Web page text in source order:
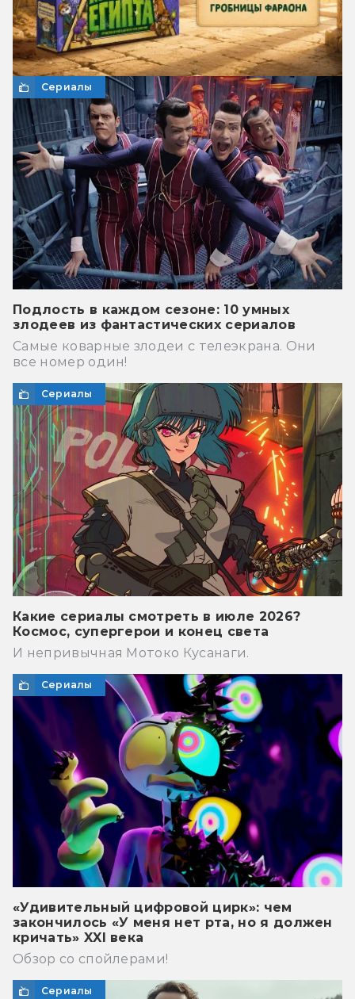
Сериалы
Подлость в каждом сезоне: 10 умных
злодеев из фантастических сериалов
Самые коварные злодеи с телеэкрана. Они
все номер один!
Сериалы
Какие сериалы смотреть в июле 2026?
Космос, супергерои и конец света
И непривычная Мотоко Кусанаги.
Сериалы
«Удивительный цифровой цирк»: чем
закончилось «У меня нет рта, но я должен
кричать» XXI века
Обзор со спойлерами!
Сериалы